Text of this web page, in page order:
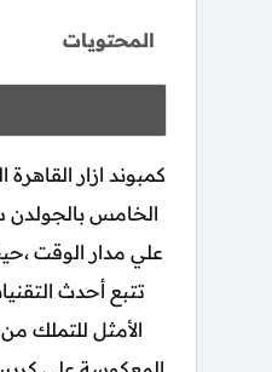
المحتويات
كمبوند ازار القاهرة
الخامس بالجولدن
علي مدار الوقت
تتبع أحدث
الأمثل للتملك